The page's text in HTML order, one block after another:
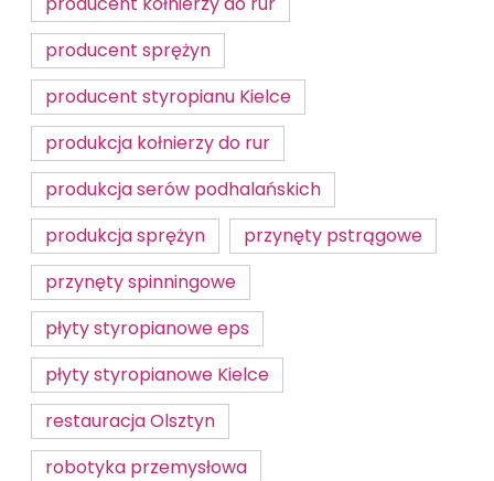
producent sprężyn
producent styropianu Kielce
produkcja kołnierzy do rur
produkcja serów podhalańskich
produkcja sprężyn
przynęty pstrągowe
przynęty spinningowe
płyty styropianowe eps
płyty styropianowe Kielce
restauracja Olsztyn
robotyka przemysłowa